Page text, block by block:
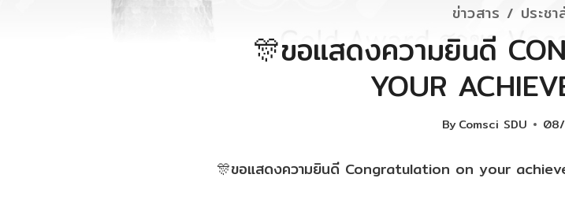
ข่าวสาร / ประช
🎊ขอแสดงความยินดี
YOUR
ByComsci SDU
🎊ขอแสดงความยินดี Congratulation on your